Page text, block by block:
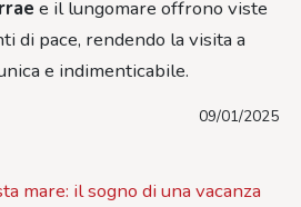
e il lungomare offrono viste
di pace, rendendo la visita a
e indimenticabile.
09/01/2025
mare: il sogno di una vacanza